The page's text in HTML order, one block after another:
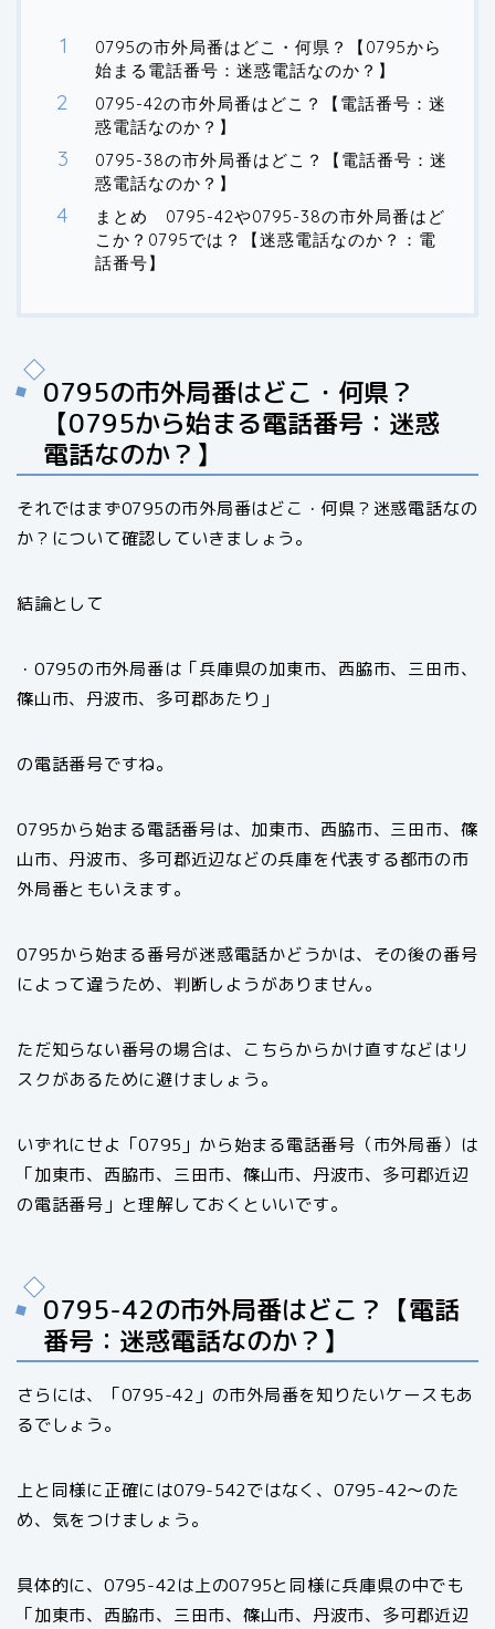
0795の市外局番はどこ・何県？【0795から
始まる電話番号：迷惑電話なのか？】
0795-42の市外局番はどこ？【電話番号：迷
惑電話なのか？】
0795-38の市外局番はどこ？【電話番号：迷
惑電話なのか？】
まとめ 0795-42や0795-38の市外局番はど
こか？0795では？【迷惑電話なのか？：電
話番号】
0795の市外局番はどこ・何県？
【0795から始まる電話番号：迷惑
電話なのか？】
それではまず0795の市外局番はどこ・何県？迷惑電話なの
か？について確認していきましょう。
結論として
・0795の市外局番は「兵庫県の加東市、西脇市、三田市、
篠山市、丹波市、多可郡あたり」
の電話番号ですね。
0795から始まる電話番号は、加東市、西脇市、三田市、篠
山市、丹波市、多可郡近辺などの兵庫を代表する都市の市
外局番ともいえます。
0795から始まる番号が迷惑電話かどうかは、その後の番号
によって違うため、判断しようがありません。
ただ知らない番号の場合は、こちらからかけ直すなどはリ
スクがあるために避けましょう。
いずれにせよ「0795」から始まる電話番号（市外局番）は
「加東市、西脇市、三田市、篠山市、丹波市、多可郡近辺
の電話番号」と理解しておくといいです。
0795-42の市外局番はどこ？【電話
番号：迷惑電話なのか？】
さらには、「0795-42」の市外局番を知りたいケースもあ
るでしょう。
上と同様に正確には079-542ではなく、0795-42〜のた
め、気をつけましょう。
具体的に、0795-42は上の0795と同様に兵庫県の中でも
「加東市、西脇市、三田市、篠山市、丹波市、多可郡近辺